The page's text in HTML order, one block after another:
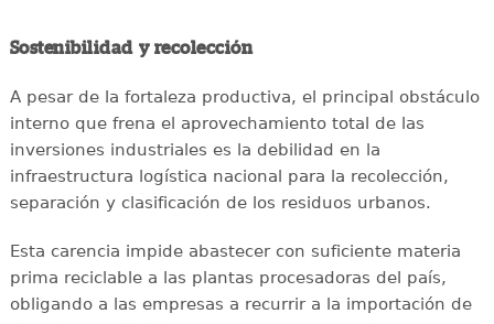
Sostenibilidad y recolección
A pesar de la fortaleza productiva, el principal obstáculo
interno que frena el aprovechamiento total de las
inversiones industriales es la debilidad en la
infraestructura logística nacional para la recolección,
separación y clasificación de los residuos urbanos.
Esta carencia impide abastecer con suficiente materia
prima reciclable a las plantas procesadoras del país,
obligando a las empresas a recurrir a la importación de